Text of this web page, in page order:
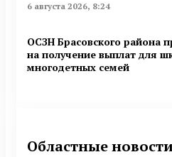
6 августа 2026, 8:24
ОСЗН Брасовского района
на получение выплат для
многодетных семей
Областные